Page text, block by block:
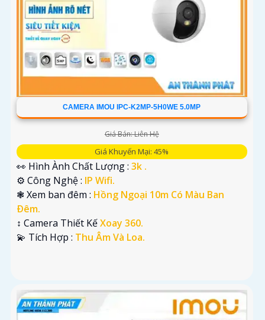
CAMERA IMOU IPC-K2MP-5H0WE 5.0MP
Giá Bán: Liên Hệ
Giá Khuyến Mại: 45%
👀 Hình Ành Chất Lượng : 3k .
⚙ Công Nghệ : IP Wifi.
❃ Xem ban đêm : Hồng Ngoại 10m Có Màu Ban
Ðêm.
↕️ Camera Thiết KếXoay 360.
️💫 Tích Hợp : Thu Âm Và Loa.